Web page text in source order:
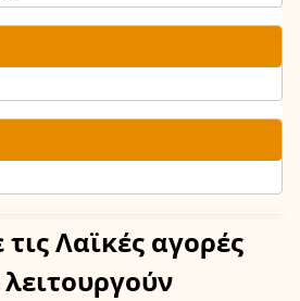
τις Λαϊκές αγορές